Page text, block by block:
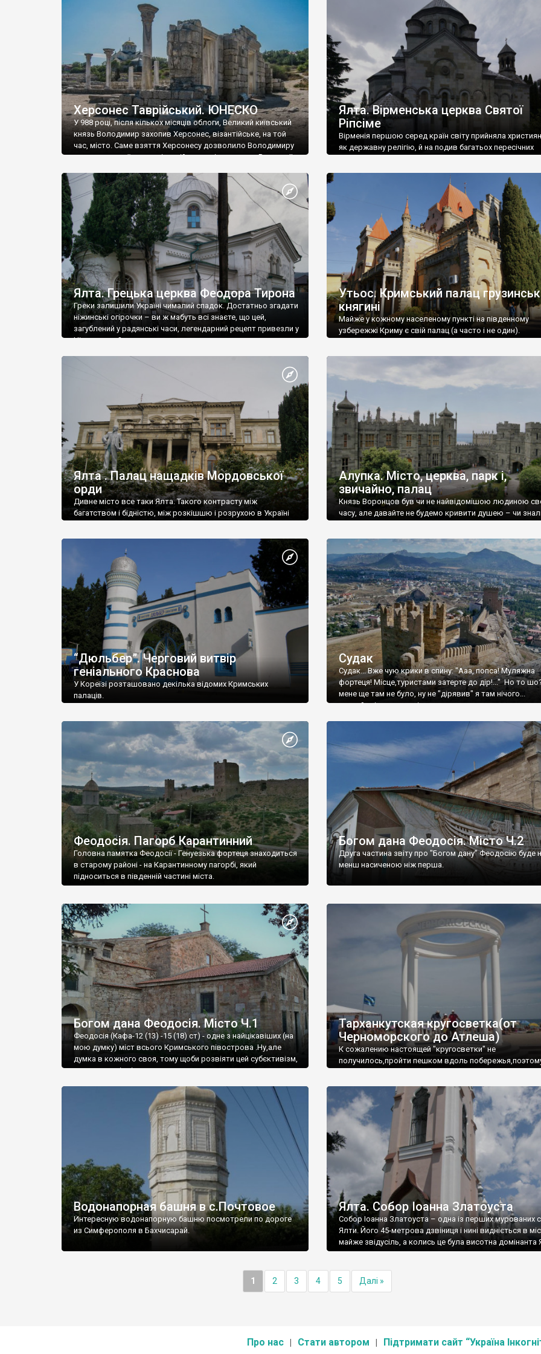
візантійської доби. Раритети викрадені з фондів об’єкту
культурної спадщини ЮНЕСКО «Херсонеса Таврійського».
Офіційно – на виставку «Золото Візантії», але експерти та
влада в Україні вважають це лише […]
називаються «повстяками» (postaki)…” “Вино. Крим
виробляє відмінне вино і його вдосталь: воно все
легке біле і дуже […]
Херсонес Таврійський. ЮНЕСКО
У 988 році, після кількох місяців облоги, Великий київський
князь Володимир захопив Херсонес, візантійське, на той
час, місто. Саме взяття Херсонесу дозволило Володимиру
диктувати свої умови візантійському імператору Василю ІІ,
Херсонесі Володимир-язичник, став Василем-
християнином. А потім було Хрещення Русі. На честь
Херсонесу Таврійського названо місто […]
Ялта. Вірменська церква Святої
Ріпсіме
Вірменія першою серед країн світу прийняла
як державну релігію, й на подив багатьох пересічних
Ялта. Грецька церква Феодора Тирона
Греки залишили Україні чималий спадок. Достатньо згадати
ніжинські огірочки – ви ж мабуть всі знаєте, що цей,
загублений у радянські часи, легендарний рецепт привезли у
Ніжин греки?
Утьос. Кримський палац
княгині
Майже у кожному населеному пункті на південному
узбережжі Криму є свій палац (а часто і не один).
Ялта . Палац нащадків Мордовської
орди
Дивне місто все таки Ялта. Такого контрасту між
багатством і бідністю, між розкішшю і розрухою в Україні
Алупка. Місто, церква, парк і,
звичайно, палац
Князь Воронцов був чи не найвідомішою людиною
часу, але давайте не будемо кривити душею – чи
“Дюльбер”. Черговий витвір
геніального Краснова
У Кореїзі розташовано декілька відомих Кримських
палаців.
Судак
Судак... Вже чую крики в спину: "Ааа, попса! Муляжна
фортеця! Місце,туристами затерте до дір!..." Но то
мене ще там не було, ну не "дірявив" я там нічого...
принаймні до цього літа.
Феодосія. Пагорб Карантинний
Головна памятка Феодосії - Генуезька фортеця знаходиться
в старому районі - на Карантинному пагорбі, який
підноситься в південній частині міста.
Богом дана Феодосія. Місто Ч.2
Друга частина звіту про "Богом дану" Феодосію буде
менш насиченою ніж перша.
Богом дана Феодосія. Місто Ч.1
Феодосія (Кафа-12 (13) -15 (18) ст) - одне з найцікавіших (на
мою думку) міст всього Кримського півострова .Ну,але
думка в кожного своя, тому щоби розвіяти цей субєктивізм,
запрошую відвідати це
Тарханкутская кругосветка(от
Черноморского до Атлеша)
К сожалению настоящей "кругосветки" не
получилось,пройти пешком вдоль
Водонапорная башня в с.Почтовое
Интересную водонапорную башню посмотрели по дороге
из Симферополя в Бахчисарай.
Ялта. Собор Іоанна Златоуста
Собор Іоанна Златоуста – одна із перших мурованих
Ялти. Його 45-метрова дзвіниця і нині видніється в
майже звідусіль, а колись це була висотна домінанта
1 2 3 4 5 Далі »
Про нас Стати автором Підтримати сайт “Україна